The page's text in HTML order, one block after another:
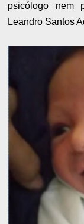
psicólogo nem
Leandro Santos